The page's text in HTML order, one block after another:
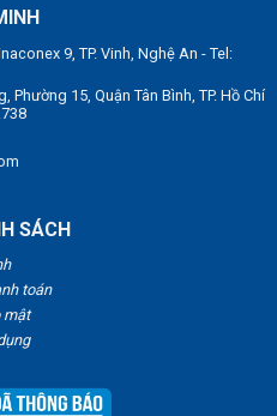
9, TP. Vinh, Nghệ An - Tel:
15, Quận Tân Bình, TP. Hồ Chí
SÁCH
toán
mật